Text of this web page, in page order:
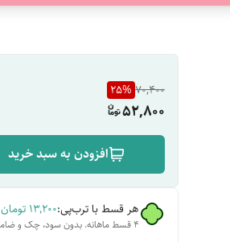
70,400
25%
52,800
افزودن به سبد خرید
هر قسط با ترب‌پی:۱۳٬۲۰۰ تومان
۴ قسط ماهانه. بدون سود، چک و ضامن.